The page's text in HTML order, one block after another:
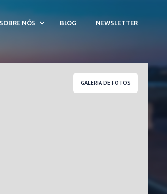
SOBRE NÓS BLOG NEWSLETTER
GALERIA DE FOTOS